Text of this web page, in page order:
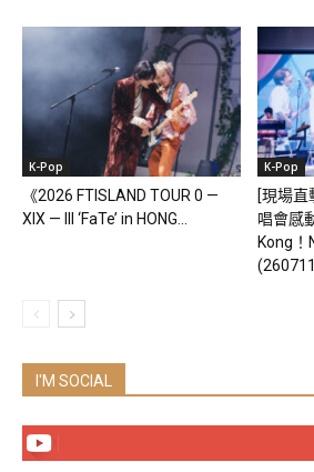
K-Pop
《2026 FTISLAND TOUR 0 —
XIX — III ‘FaTe’ in HONG...
K-Pop
[現場直
唱會感
Kong！
I'M SOCIAL